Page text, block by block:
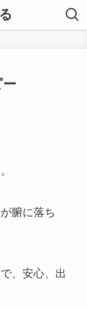
腑に落ち
、安心、出